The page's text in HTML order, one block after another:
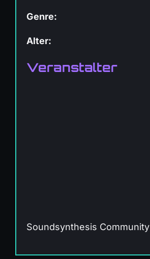
Genre:
Alter:
Veranstalter
Soundsynthesis Community